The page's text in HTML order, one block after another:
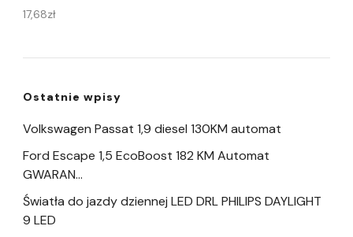
17,68zł
Ostatnie wpisy
Volkswagen Passat 1,9 diesel 130KM automat
Ford Escape 1,5 EcoBoost 182 KM Automat
GWARAN…
Światła do jazdy dziennej LED DRL PHILIPS DAYLIGHT
9 LED